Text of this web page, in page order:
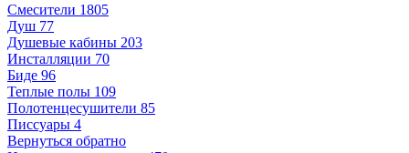
Смесители 1805
Душ 77
Душевые кабины 203
Инсталляции 70
Биде 96
Теплые полы 109
Полотенцесушители 85
Писсуары 4
Вернуться обратно